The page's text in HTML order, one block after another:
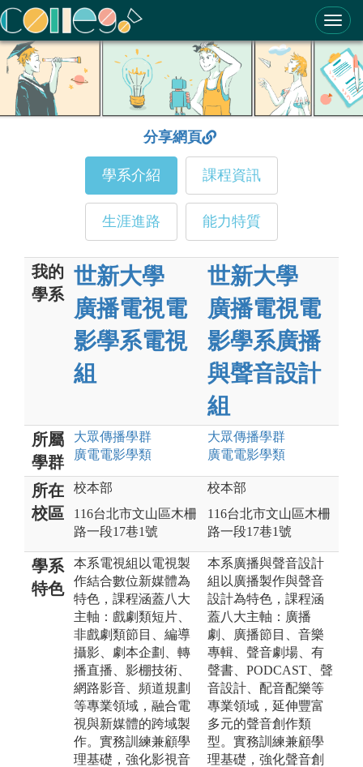
ColleGo! 大學選才與高中育才輔助系統
分享網頁
學系介紹 課程資訊
生涯進路 能力特質
我的
學系
世新大學
廣播電視電
影學系電視
組
世新大學
廣播電視電
影學系廣播
與聲音設計
組
所屬
學群
大眾傳播學群
廣電電影學類
大眾傳播學群
廣電電影學類
所在
校區
校本部
116台北市文山區木柵
路一段17巷1號
校本部
116台北市文山區木柵
路一段17巷1號
學系
特色
本系電視組以電視製
作結合數位新媒體為
特色，課程涵蓋八大
主軸：戲劇類短片、
非戲劇類節目、編導
攝影、劇本企劃、轉
播直播、影棚技術、
網路影音、頻道規劃
等專業領域，融合電
視與新媒體的跨域製
作。實務訓練兼顧學
理基礎，強化影視音
本系廣播與聲音設計
組以廣播製作與聲音
設計為特色，課程涵
蓋八大主軸：廣播
劇、廣播節目、音樂
專輯、聲音劇場、有
聲書、PODCAST、聲
音設計、配音配樂等
專業領域，延伸豐富
多元的聲音創作類
型。實務訓練兼顧學
理基礎，強化聲音創